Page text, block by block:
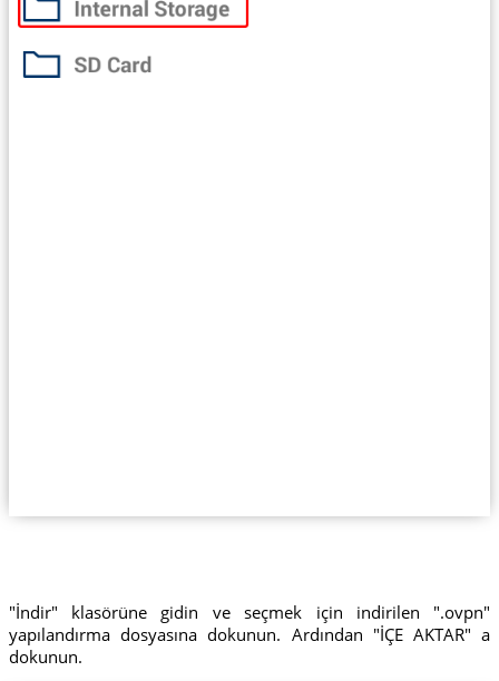
"İndir" klasörüne gidin ve seçmek için indirilen ".ovpn"
yapılandırma dosyasına dokunun. Ardından "İÇE AKTAR" a
dokunun.